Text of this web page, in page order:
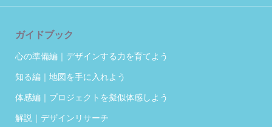
ガイドブック
心の準備編｜デザインする力を育てよう
知る編｜地図を手に入れよう
体感編｜プロジェクトを擬似体感しよう
解説｜デザインリサーチ